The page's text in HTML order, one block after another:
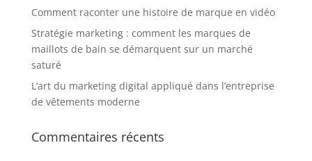
Comment raconter une histoire de marque en vidéo
Stratégie marketing : comment les marques de
maillots de bain se démarquent sur un marché
saturé
L’art du marketing digital appliqué dans l’entreprise
de vêtements moderne
Commentaires récents